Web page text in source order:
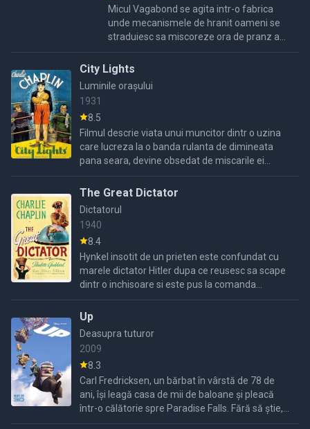
Micul Vagabond se agita intr-o fabrica
unde mecanismele de hranit oameni se
straduiesc sa miscoreze ora de pranz a
angajatilor la un sfert de ora. Ajuns fara
City Lights
Luminile orașului
1931
8.5
Filmul descrie viata unui muncitor dintr o uzina
care lucreza la o banda rulanta de dimineata
pana seara, devine obsedat de miscarile ei
ajunge intr un spital de nebuni, se indragosteste
de o ...
The Great Dictator
Dictatorul
1940
8.4
Hynkel insotit de un prieten este confundat cu
marele dictator Hitler dupa ce reusesc sa scape
dintr o inchisoare si este pus la comanda
armatei, mai mult toata lumea asteapta
Up
Deasupra tuturor
2009
8.3
Carl Fredricksen, un bărbat în vârstă de 78 de
ani, își leagă casa de mii de baloane și pleacă
într-o călătorie spre Paradise Falls. Fără să știe,
un băiețel stă ascuns în casa sa și îl însoțește în